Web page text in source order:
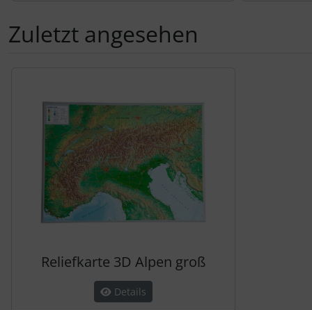
Zuletzt angesehen
Reliefkarte 3D Alpen groß
Details